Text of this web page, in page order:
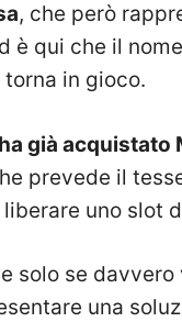
, che però
è qui che il
in gioco.
già acquistato
prevede il
uno slot
solo se davvero
una